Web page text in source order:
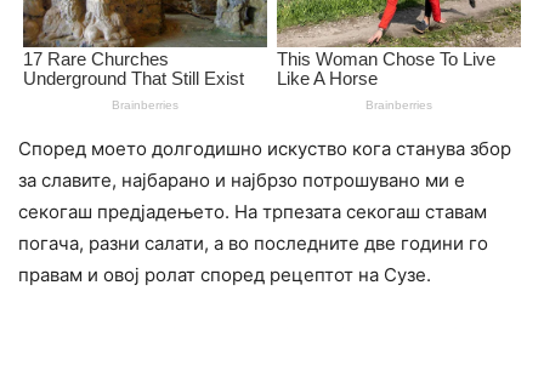
Според моето долгодишно искуство кога станува збор
за славите, најбарано и најбрзо потрошувано ми е
секогаш предјадењето. На трпезата секогаш ставам
погача, разни салати, а во последните две години го
правам и овој ролат според рецептот на Сузе.